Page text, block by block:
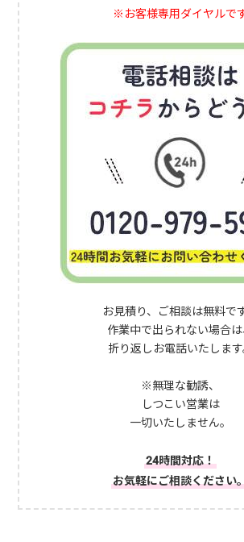
※お客様専用ダイヤルで
お見積り、ご相談は無料です
作業中で出られない場合は
折り返しお電話いたします
※無理な勧誘、
しつこい営業は
一切いたしません。
24時間対応！
お気軽にご相談ください